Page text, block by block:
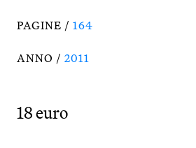
PAGINE / 164
ANNO / 2011
18 euro